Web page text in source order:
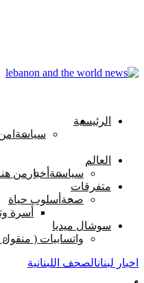
الرئيسية
سياسة
العالم
سياسىة أخبار من
متفرقات
صحة أسلوب حياة
أسرة
سوشال ميديا
واتسابيات (
اخبار لبنانالصحف اللبنانية